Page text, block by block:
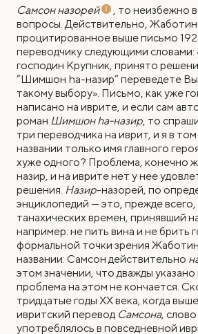
Самсон назорей
, то неизбежно
вопросы. Действительно,
процитированное выше письмо
переводчику следующими словами:
господин Крупник, принято
”Шимшон hа-назир” переведете
такому выбору». Письмо, как уже
написано на иврите, и если сам
роман Шимшон hа-назир, то
три переводчика на иврит, и я в
названии только имя главного
хуже одного? Проблема, конечно
назир, и на иврите нет у нее
решения. Назир-назорей, по
энциклопедий — это, прежде всего,
танахических времен, принявший
например: не пить вина и не брить
формальной точки зрения
названии: Самсон действительно
этом значении, что дважды
проблема на этом не кончается.
тридцатые годы ХХ века, когда
ивритский перевод Самсона,
употреблялось в повседневной